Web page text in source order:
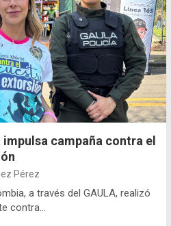
campaña contra el
Pérez
a través del GAULA, realizó
contra…